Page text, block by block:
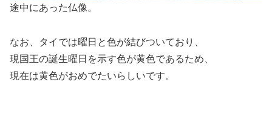
途中にあった仏像。
なお、タイでは曜日と色が結びついており、
現国王の誕生曜日を示す色が黄色であるため、
現在は黄色がおめでたいらしいです。